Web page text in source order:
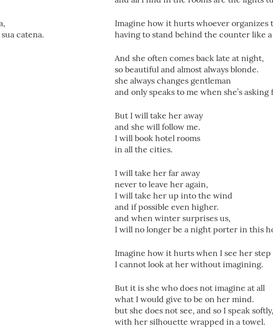
catena.
Imagine how it hurts whoever organizes
having to stand behind the counter like
And she often comes back late at night,
so beautiful and almost always blonde.
she always changes gentleman
and only speaks to me when she’s
But I will take her away
and she will follow me.
I will book hotel rooms
in all the cities.
I will take her far away
never to leave her again,
I will take her up into the wind
and if possible even higher.
and when winter surprises us,
I will no longer be a night porter in this
Imagine how it hurts when I see her step
I cannot look at her without imagining.
But it is she who does not imagine at all
what I would give to be on her mind.
but she does not see, and so I speak softly,
with her silhouette wrapped in a towel.